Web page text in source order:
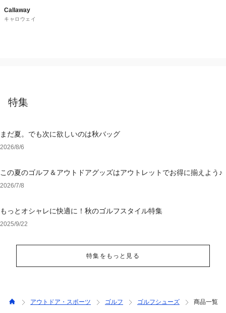
Callaway
キャロウェイ
特集
まだ夏。でも次に欲しいのは秋バッグ
2026/8/6
この夏のゴルフ＆アウトドアグッズはアウトレットでお得に揃えよう♪
2026/7/8
もっとオシャレに快適に！秋のゴルフスタイル特集
2025/9/22
特集をもっと見る
アウトドア・スポーツ ゴルフ ゴルフシューズ 商品一覧